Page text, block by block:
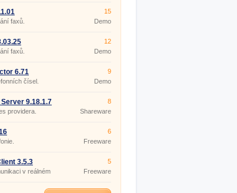
faxů.
15
Demo
faxů.
12
Demo
6.71
čísel.
9
Demo
9.18.1.7
providera.
8
Shareware
6
Freeware
3.5.3
v reálném
5
Freeware